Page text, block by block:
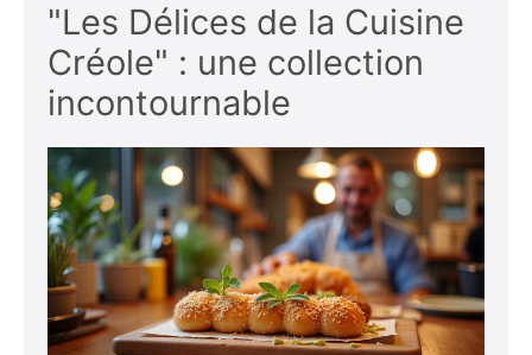
"Les Délices de la Cuisine
Créole" : une collection
incontournable